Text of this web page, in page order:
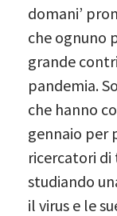
domani’
che ognuno
grande
pandemia.
che hanno
gennaio per
ricercatori di
studiando
il virus e le